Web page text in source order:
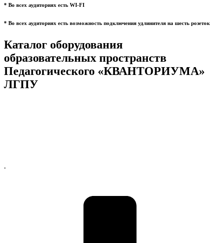
* Во всех аудиториях есть WI-FI
* Во всех аудиториях есть возможность подключения удлинителя на шесть розеток
Каталог оборудования
образовательных пространств
Педагогического «КВАНТОРИУМА»
ЛГПУ
.